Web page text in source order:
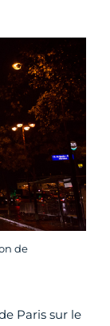
de
Paris sur le